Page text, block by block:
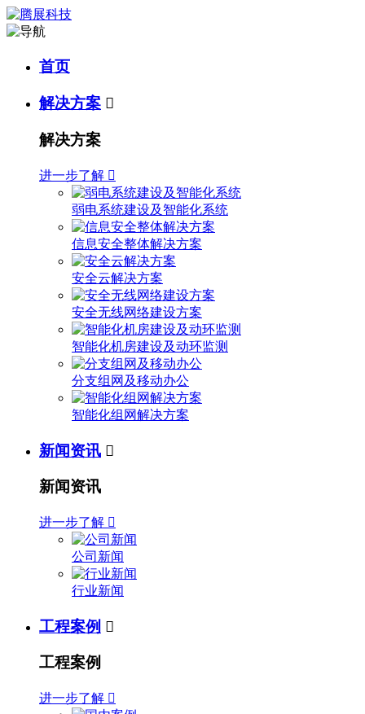
首页
解决方案 
解决方案
进一步了解 
弱电系统建设及智能化系统
信息安全整体解决方案
安全云解决方案
安全无线网络建设方案
智能化机房建设及动环监测
分支组网及移动办公
智能化组网解决方案
新闻资讯 
新闻资讯
进一步了解 
公司新闻
行业新闻
工程案例 
工程案例
进一步了解 